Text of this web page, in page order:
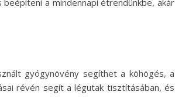
a mindennapi étrendünkbe, akár
gyógynövény segíthet a köhögés, a
révén segít a légutak tisztításában, és